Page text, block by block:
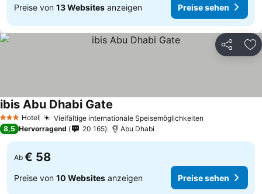
Preise von 13 Websites anzeigen Preise sehen
Teilen
3 SterneHotel Vielfältige internationale Speisemöglichkeiten
ibis Abu Dhabi Gate
8,5 Hervorragend 20 165 Abu Dhabi
Ab € 58
Preise von 10 Websites anzeigen Preise sehen